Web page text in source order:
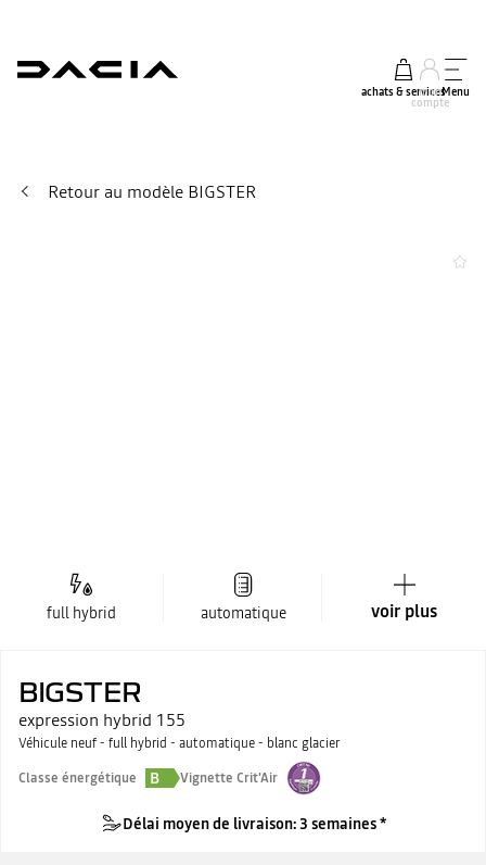
achats & services
mon
compte
Menu
Retour au modèle BIGSTER
full hybrid automatique voir plus
BIGSTER
expression hybrid 155
Véhicule neuf - full hybrid - automatique - blanc glacier
Classe énergétique
B Vignette Crit'Air
Délai moyen de livraison: 3 semaines *